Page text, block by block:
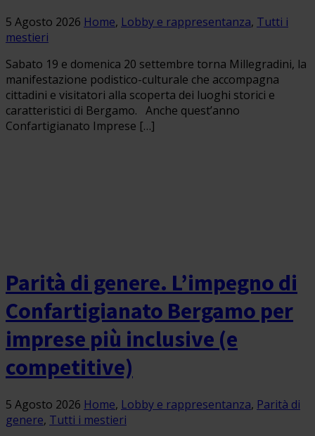
5 Agosto 2026 Home, Lobby e rappresentanza, Tutti i
mestieri
Sabato 19 e domenica 20 settembre torna Millegradini, la
manifestazione podistico-culturale che accompagna
cittadini e visitatori alla scoperta dei luoghi storici e
caratteristici di Bergamo. Anche quest’anno
Confartigianato Imprese […]
Parità di genere. L’impegno di
Confartigianato Bergamo per
imprese più inclusive (e
competitive)
5 Agosto 2026 Home, Lobby e rappresentanza, Parità di
genere, Tutti i mestieri